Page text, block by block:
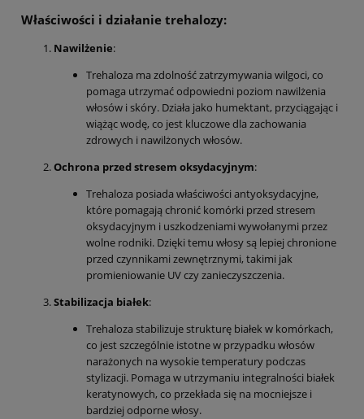
Właściwości i działanie trehalozy:
Nawilżenie:
Trehaloza ma zdolność zatrzymywania wilgoci, co
pomaga utrzymać odpowiedni poziom nawilżenia
włosów i skóry. Działa jako humektant, przyciągając i
wiążąc wodę, co jest kluczowe dla zachowania
zdrowych i nawilżonych włosów.
Ochrona przed stresem oksydacyjnym:
Trehaloza posiada właściwości antyoksydacyjne,
które pomagają chronić komórki przed stresem
oksydacyjnym i uszkodzeniami wywołanymi przez
wolne rodniki. Dzięki temu włosy są lepiej chronione
przed czynnikami zewnętrznymi, takimi jak
promieniowanie UV czy zanieczyszczenia.
Stabilizacja białek:
Trehaloza stabilizuje strukturę białek w komórkach,
co jest szczególnie istotne w przypadku włosów
narażonych na wysokie temperatury podczas
stylizacji. Pomaga w utrzymaniu integralności białek
keratynowych, co przekłada się na mocniejsze i
bardziej odporne włosy.